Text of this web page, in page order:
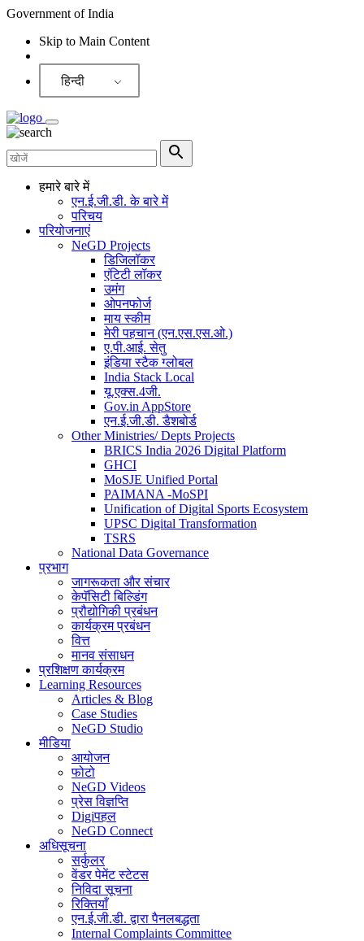
Government of India
Skip to Main Content
हिन्दी
हमारे बारे में
एन.ई.जी.डी. के बारे में
परिचय
परियोजनाएं
NeGD Projects
डिजिलॉकर
एंटिटी लॉकर
उमंग
ओपनफोर्ज
माय स्कीम
मेरी पहचान (एन.एस.एस.ओ.)
ए.पी.आई. सेतु
इंडिया स्टैक ग्लोबल
India Stack Local
यू.एक्स.4जी.
Gov.in AppStore
एन.ई.जी.डी. डैशबोर्ड
Other Ministries/ Depts Projects
BRICS India 2026 Digital Platform
GHCI
MoSJE Unified Portal
PAIMANA -MoSPI
Unification of Digital Sports Ecosystem
UPSC Digital Transformation
TSRS
National Data Governance
प्रभाग
जागरूकता और संचार
केपॅसिटी बिल्डिंग
प्रौद्योगिकी प्रबंधन
कार्यक्रम प्रबंधन
वित्त
मानव संसाधन
प्रशिक्षण कार्यक्रम
Learning Resources
Articles & Blog
Case Studies
NeGD Studio
मीडिया
आयोजन
फोटो
NeGD Videos
प्रेस विज्ञप्ति
Digiपहल
NeGD Connect
अधिसूचना
सर्कुलर
वेंडर पेमेंट स्टेटस
निविदा सूचना
रिक्तियाँ
एन.ई.जी.डी. द्वारा पैनलबद्धता
Internal Complaints Committee